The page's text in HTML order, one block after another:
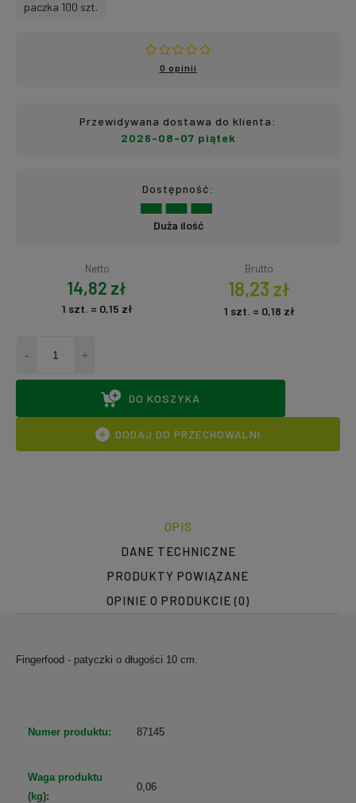
paczka 100 szt.
0 opinii
Przewidywana dostawa do klienta:
2026-08-07 piątek
Dostępność:
Duża ilość
Netto
14,82 zł
1 szt. = 0,15 zł
Brutto
18,23 zł
1 szt. = 0,18 zł
DO KOSZYKA
DODAJ DO PRZECHOWALNI
OPIS
DANE TECHNICZNE
PRODUKTY POWIĄZANE
OPINIE O PRODUKCIE (0)
Fingerfood - patyczki o długości 10 cm.
Numer produktu: 87145
Waga produktu
(kg):
0,06